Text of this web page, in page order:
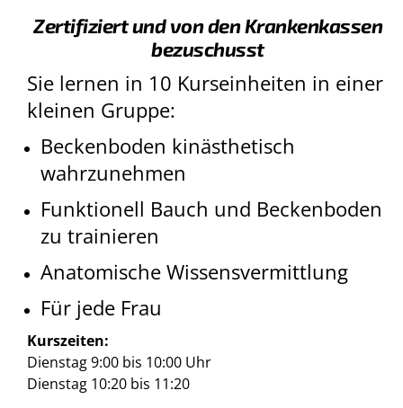
Zertifiziert und von den Krankenkassen
bezuschusst
Sie lernen in 10 Kurseinheiten in einer
kleinen Gruppe:
Beckenboden kinästhetisch
wahrzunehmen
Funktionell Bauch und Beckenboden
zu trainieren
Anatomische Wissensvermittlung
Für jede Frau
Kurszeiten:
Dienstag 9:00 bis 10:00 Uhr
Dienstag 10:20 bis 11:20